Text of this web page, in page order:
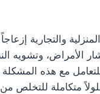
والتجارية
الأمراض، وتشويه
مع هذه
متكاملة للتخلص